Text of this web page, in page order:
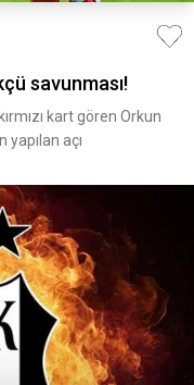
savunması!
kart gören Orkun
yapılan açı